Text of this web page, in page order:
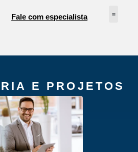
Fale com especialista
E PROJETOS